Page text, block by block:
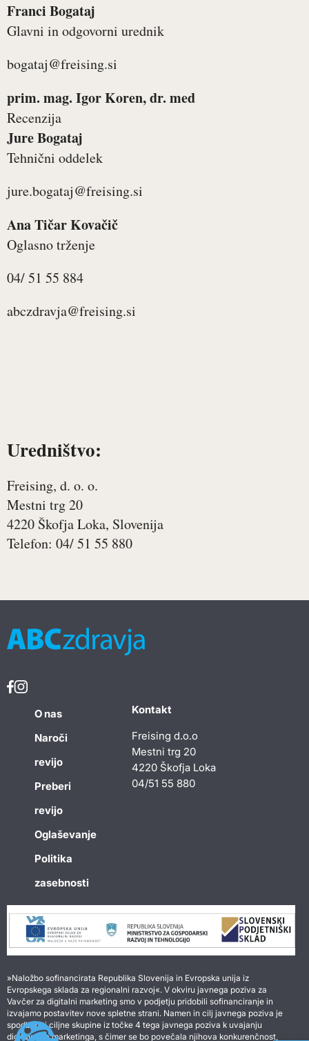
Franci Bogataj
Glavni in odgovorni urednik
bogataj@freising.si
prim. mag. Igor Koren, dr. med
Recenzija
Jure Bogataj
Tehnični oddelek
jure.bogataj@freising.si
Ana Tičar Kovačič
Oglasno trženje
04/ 51 55 884
abczdravja@freising.si
Uredništvo:
Freising, d. o. o.
Mestni trg 20
4220 Škofja Loka, Slovenija
Telefon: 04/ 51 55 880
O nas
Naroči
revijo
Preberi
revijo
Oglaševanje
Politika
zasebnosti
Kontakt
Freising d.o.o
Mestni trg 20
4220 Škofja Loka
04/51 55 880
»Naložbo sofinancirata Republika Slovenija in Evropska unija iz
Evropskega sklada za regionalni razvoj«. V okviru javnega poziva za
Vavčer za digitalni marketing smo v podjetju pridobili sofinanciranje in
izvajamo postavitev nove spletne strani. Namen in cilj javnega poziva je
spodbuditi ciljne skupine iz točke 4 tega javnega poziva k uvajanju
digitalnega marketinga, s čimer se bo povečala njihova konkurenčnost,